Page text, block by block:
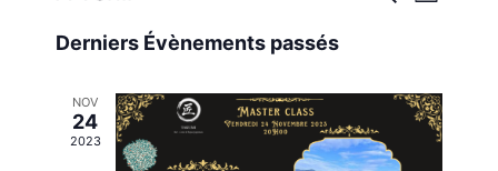
une
Derniers Évènements passés
NOV
24
2023